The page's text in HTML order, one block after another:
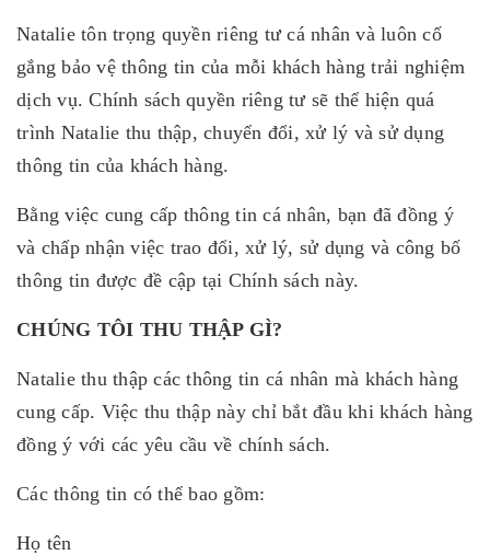
Natalie tôn trọng quyền riêng tư cá nhân và luôn cố
gắng bảo vệ thông tin của mỗi khách hàng trải nghiệm
dịch vụ. Chính sách quyền riêng tư sẽ thể hiện quá
trình Natalie thu thập, chuyển đổi, xử lý và sử dụng
thông tin của khách hàng.
Bằng việc cung cấp thông tin cá nhân, bạn đã đồng ý
và chấp nhận việc trao đổi, xử lý, sử dụng và công bố
thông tin được đề cập tại Chính sách này.
CHÚNG TÔI THU THẬP GÌ?
Natalie thu thập các thông tin cá nhân mà khách hàng
cung cấp. Việc thu thập này chỉ bắt đầu khi khách hàng
đồng ý với các yêu cầu về chính sách.
Các thông tin có thể bao gồm:
Họ tên